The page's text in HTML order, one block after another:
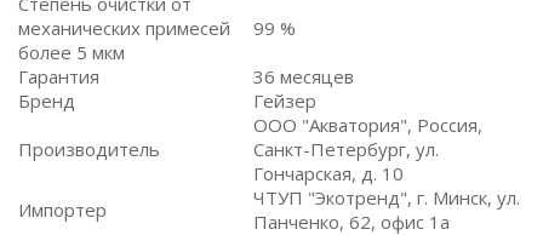
механических примесей
более 5 мкм
99 %
Гарантия
36 месяцев
Бренд
Гейзер
Производитель
ООО "Акватория", Россия,
Санкт-Петербург, ул.
Гончарская, д. 10
Импортер
ЧТУП "Экотренд", г. Минск, ул.
Панченко, 62, офис 1а